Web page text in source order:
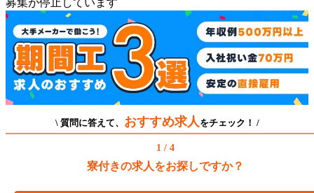
\ 質問に答えて、 おすすめ求人 をチェック！ /
1 / 4
寮付きの求人をお探しですか？